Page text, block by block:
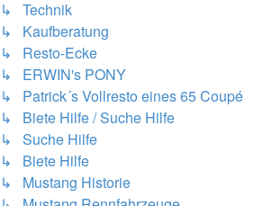
↳ Technik
↳ Kaufberatung
↳ Resto-Ecke
↳ ERWIN's PONY
↳ Patrick´s Vollresto eines 65 Coupé
↳ Biete Hilfe / Suche Hilfe
↳ Suche Hilfe
↳ Biete Hilfe
↳ Mustang Historie